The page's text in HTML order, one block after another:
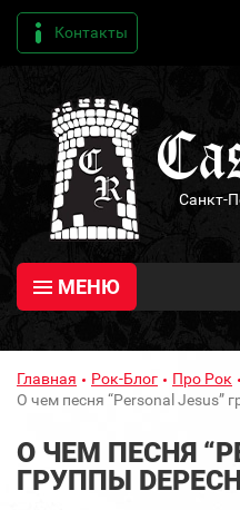
Контакты
Санкт-
МЕНЮ
Главная Рок-Блог
Про Рок
О чем песня “Personal Jesus”
О ЧЕМ ПЕСНЯ
ГРУППЫ